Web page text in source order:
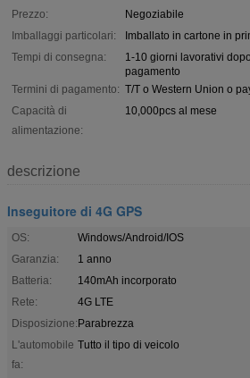
Prezzo:
Negoziabile
Imballaggi particolari:
Imballato in cartone in
Tempi di consegna:
1-10 giorni lavorativi
pagamento
Termini di pagamento: T/T o Western Union o
Capacità di
alimentazione:
10,000pcs al mese
descrizione
Inseguitore di 4G GPS
OS:
Windows/Android/IOS
Garanzia:
1 anno
Batteria:
140mAh incorporato
Rete:
4G LTE
Disposizione:Parabrezza
L'automobile
fa:
Tutto il tipo di veicolo